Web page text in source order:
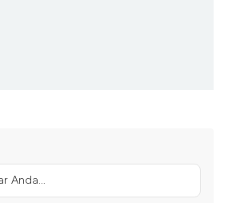
Anda...